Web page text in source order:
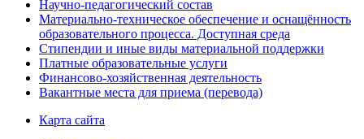
Научно-педагогический состав
Материально-техническое обеспечение и оснащённость
образовательного процесса. Доступная среда
Стипендии и иные виды материальной поддержки
Платные образовательные услуги
Финансово-хозяйственная деятельность
Вакантные места для приема (перевода)
Карта сайта